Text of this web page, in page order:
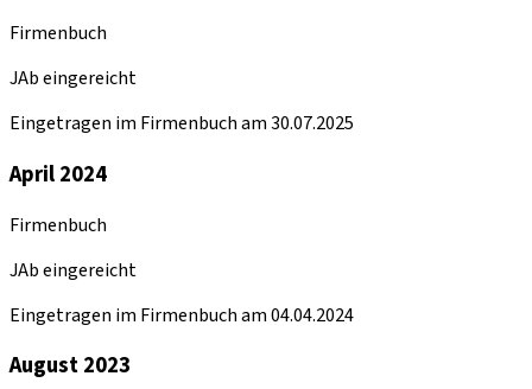
Firmenbuch
JAb eingereicht
Eingetragen im Firmenbuch am 30.07.2025
April 2024
Firmenbuch
JAb eingereicht
Eingetragen im Firmenbuch am 04.04.2024
August 2023